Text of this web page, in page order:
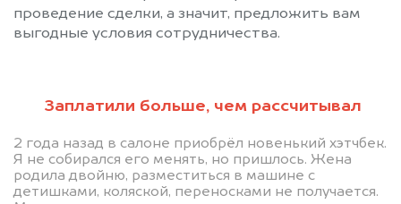
Заплатили больше, чем рассчитывал
2 года назад в салоне приобрёл новенький хэтчбек.
Я не собирался его менять, но пришлось. Жена
родила двойню, разместиться в машине с
детишками, коляской, переносками не получается.
проведение сделки, а значит, предложить вам
выгодные условия сотрудничества.
Позвоните нам: +996
(505) 01-88-11